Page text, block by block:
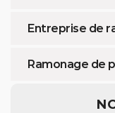
Entreprise de
Ramonage de